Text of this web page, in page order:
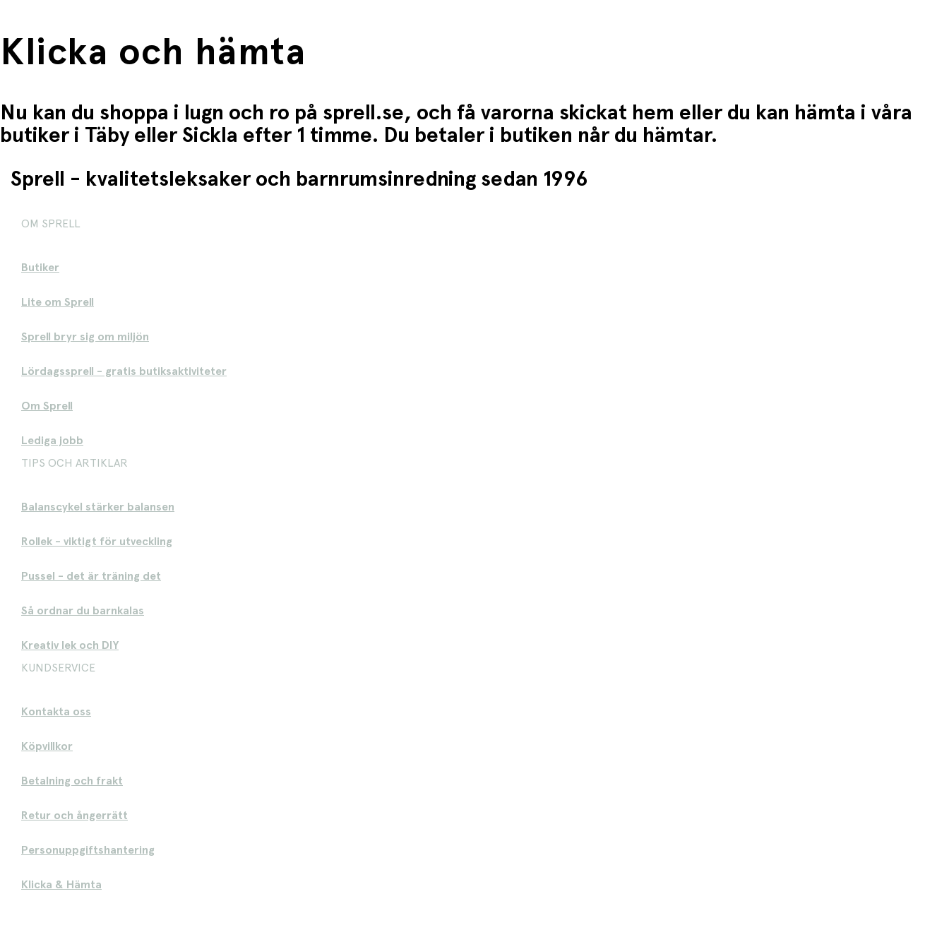
Klicka och hämta
Nu kan du shoppa i lugn och ro på sprell.se, och få varorna skickat hem eller du kan hämta i våra
butiker i Täby eller Sickla efter 1 timme. Du betaler i butiken når du hämtar.
Sprell - kvalitetsleksaker och barnrumsinredning sedan 1996
OM SPRELL
Butiker
Lite om Sprell
Sprell bryr sig om miljön
Lördagssprell - gratis butiksaktiviteter
Om Sprell
Lediga jobb
TIPS OCH ARTIKLAR
Balanscykel stärker balansen
Rollek - viktigt för utveckling
Pussel - det är träning det
Så ordnar du barnkalas
Kreativ lek och DIY
KUNDSERVICE
Kontakta oss
Köpvillkor
Betalning och frakt
Retur och ångerrätt
Personuppgiftshantering
Klicka & Hämta